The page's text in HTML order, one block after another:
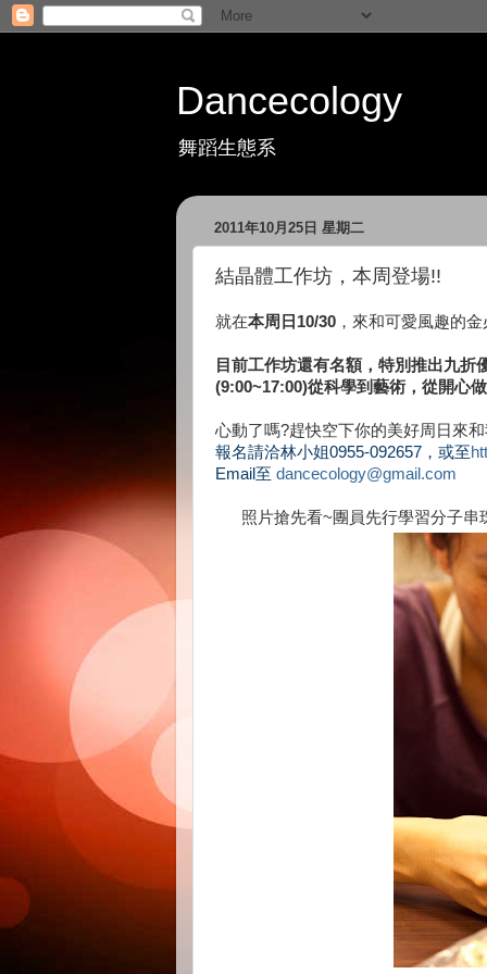
Dancecology
舞蹈生態系
2011年10月25日 星期二
結晶體工作坊，本周登場!!
就在本周日10/30 ，來和可愛風趣的
目前工作坊還有名額，特別推出九折
(9:00~17:00)從科學到藝術，從開心
心動了嗎?趕快空下你的美好周日來
報名請洽林小姐0955-092657，或至
Email至 dancecology@gmail.com
照片搶先看~團員先行學習分子串